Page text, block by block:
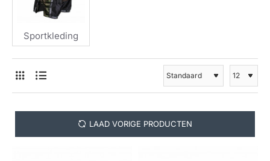
Sportkleding
LAAD VORIGE PRODUCTEN